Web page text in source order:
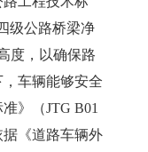
级公路桥梁净
度，以确保路
车辆能够安全
》（JTG B01
据《道路车辆外